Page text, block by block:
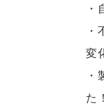
変
た！